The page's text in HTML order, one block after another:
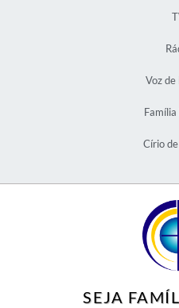
Voz
Círio
SEJA